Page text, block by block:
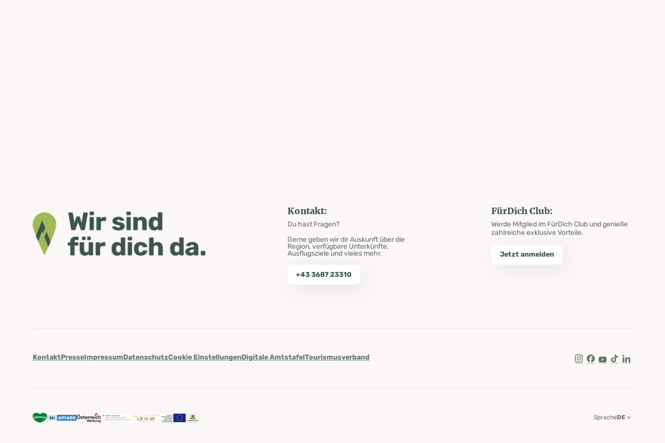
Kontakt:
Du hast Fragen?
Gerne geben wir dir Auskunft über die
Region, verfügbare Unterkünfte,
Ausflugsziele und vieles mehr.
+43 3687 23310
FürDich Club:
Werde Mitglied im FürDich Club und genieße
zahlreiche exklusive Vorteile.
Jetzt anmelden
KontaktPresseImpressumDatenschutzCookie EinstellungenDigitale AmtstafelTourismusverband
Instagram
Facebook
Youtube
Tik TokLinkedIn
SpracheDE